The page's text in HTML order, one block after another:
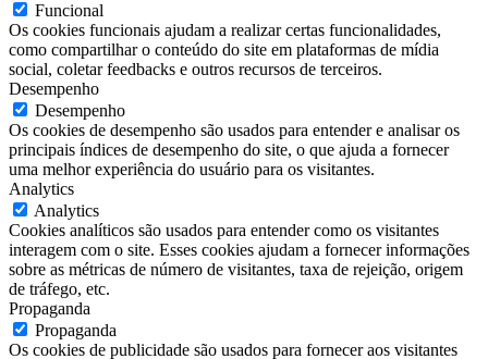
Funcional
Os cookies funcionais ajudam a realizar certas funcionalidades,
como compartilhar o conteúdo do site em plataformas de mídia
social, coletar feedbacks e outros recursos de terceiros.
Desempenho
Desempenho
Os cookies de desempenho são usados para entender e analisar os
principais índices de desempenho do site, o que ajuda a fornecer
uma melhor experiência do usuário para os visitantes.
Analytics
Analytics
Cookies analíticos são usados para entender como os visitantes
interagem com o site. Esses cookies ajudam a fornecer informações
sobre as métricas de número de visitantes, taxa de rejeição, origem
de tráfego, etc.
Propaganda
Propaganda
Os cookies de publicidade são usados para fornecer aos visitantes